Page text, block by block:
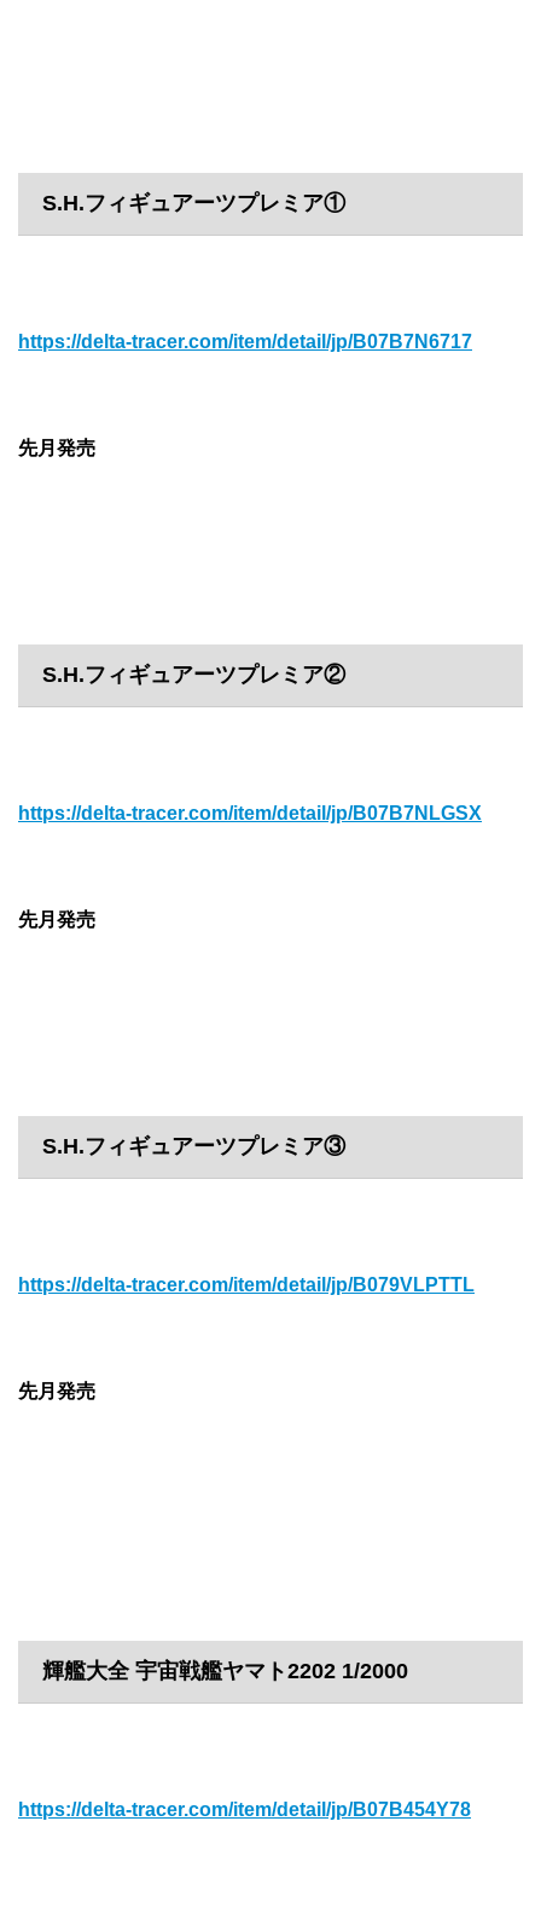
S.H.フィギュアーツプレミア①
https://delta-tracer.com/item/detail/jp/B07B7N6717
先月発売
S.H.フィギュアーツプレミア②
https://delta-tracer.com/item/detail/jp/B07B7NLGSX
先月発売
S.H.フィギュアーツプレミア③
https://delta-tracer.com/item/detail/jp/B079VLPTTL
先月発売
輝艦大全 宇宙戦艦ヤマト2202 1/2000
https://delta-tracer.com/item/detail/jp/B07B454Y78